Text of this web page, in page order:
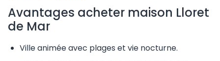
Avantages acheter maison Lloret
de Mar
Ville animée avec plages et vie nocturne.